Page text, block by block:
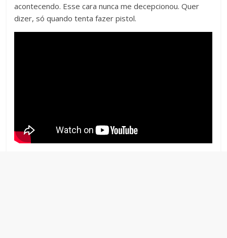
acontecendo. Esse cara nunca me decepcionou. Quer
dizer, só quando tenta fazer pistol.